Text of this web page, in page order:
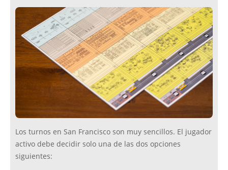
Los turnos en San Francisco son muy sencillos. El jugador
activo debe decidir solo una de las dos opciones
siguientes: